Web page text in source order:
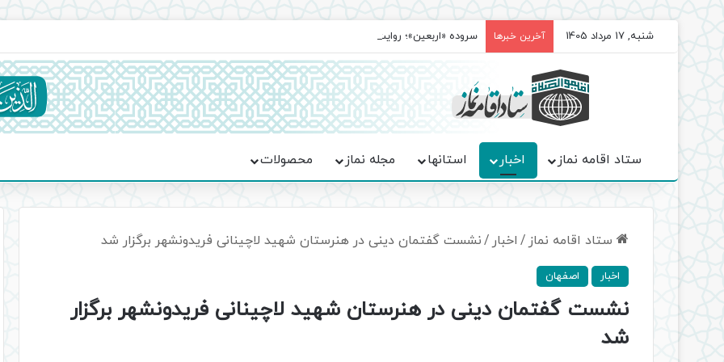
شنبه, 17 مرداد 1405 آخرین خبرها سروده‌ «اربعین»؛ روایت حماسه، استقامت و تمدن‌سازی امت اسلامی
ستاد اقامه نماز اخبار استانها مجله نماز محصولات
ستاد اقامه نماز / اخبار /نشست گفتمان دینی در هنرستان شهید لاچینانی فریدونشهر برگزار شد
اخبار اصفهان
نشست گفتمان دینی در هنرستان شهید لاچینانی فریدونشهر برگزار
شد